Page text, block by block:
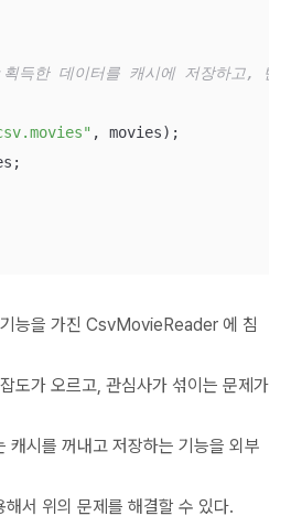
득한 데이터를 캐시에 저장하고, 반
, movies);
능을 가진 CsvMovieReader 에 침
도가 오르고, 관심사가 섞이는 문제가
캐시를 꺼내고 저장하는 기능을 외부
서 위의 문제를 해결할 수 있다.